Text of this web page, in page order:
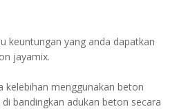
keuntungan yang anda dapatkan
jayamix.
kelebihan menggunakan beton
bandingkan adukan beton secara